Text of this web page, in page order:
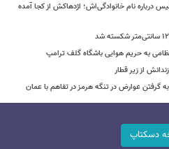
درباره نام خانوادگی‌اش؛ اژدهاکش از کجا آمده
به حریم هوایی باشگاه گلف ترامپ
از زیر قطار
گرفتن عوارض در تنگه هرمز در تفاهم با عمان
دسکتاپ